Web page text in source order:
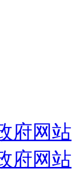
府网站
府网站